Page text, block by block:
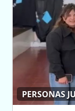
PERSONAS